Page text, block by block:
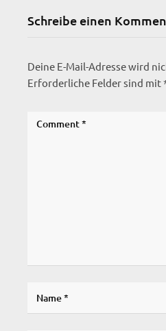
Schreibe einen
Deine E-Mail-Adresse wird
Erforderliche Felder sind mit